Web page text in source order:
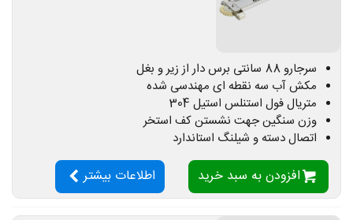
سرجارو 88 سانتی برس دار از زیر و بغل
مکش آب سه نقطه ای مهندسی شده
متریال فول استنلس استیل 304
وزن سنگین جهت نشستن کف استخر
اتصال دسته و شیلنگ استاندارد
افزودن به سبد خرید اطلاعات بیشتر